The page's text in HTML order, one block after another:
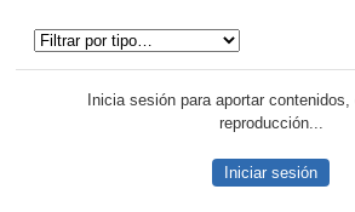
Inicia sesión para aportar
reproducción...
Iniciar sesión